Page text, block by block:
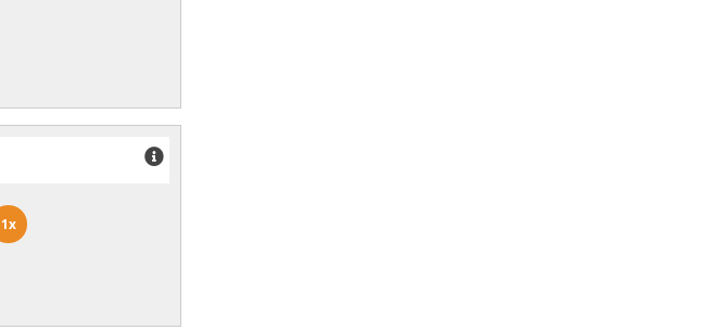
1x
1x